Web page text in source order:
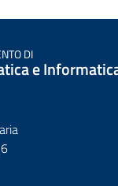
DI
e